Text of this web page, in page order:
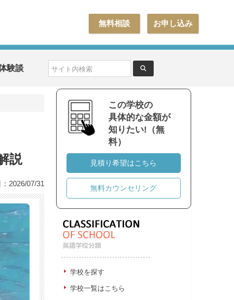
お申し込み
無料相談
験談
説
2026/07/31
この学校の
具体的な金額が
知りたい!（無
料）
見積り希望はこちら
無料カウンセリング
学校を探す
学校一覧はこちら